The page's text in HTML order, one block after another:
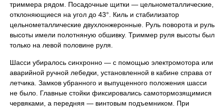
триммера рядом. Посадочные щитки — цельнометаллические,
отклоняющиеся на угол до 43°. Киль и стабилизатор
цельнометаллические двухлонжеронные. Руль поворота и руль
высоты имели полотняную обшивку. Триммер руля высоты был
только на левой половине руля.
Шасси убиралось синхронно — с помощью электромотора или
аварийной ручной лебедки, установленной в кабине справа от
летчика. Замков убранного и выпущенного положения шасси
не было. Главные стойки фиксировались самотормозящимися
червяками, а передняя — винтовым подъемником. При